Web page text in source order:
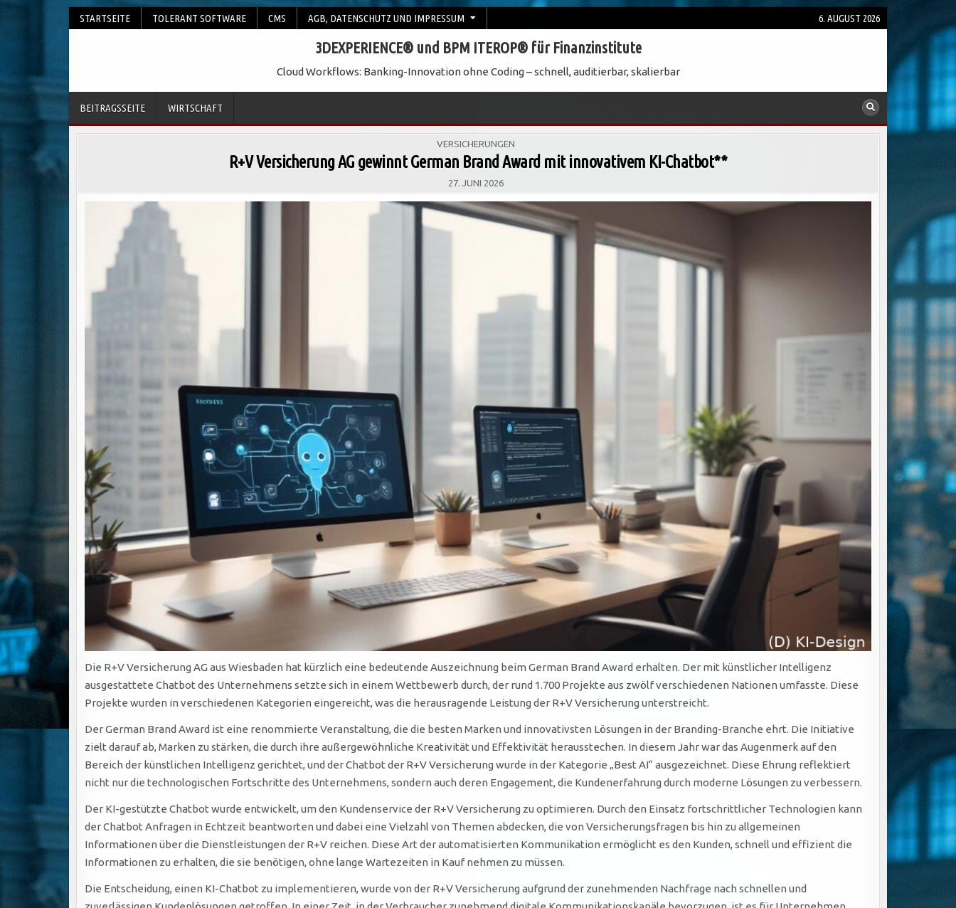
STARTSEITE TOLERANT SOFTWARE CMS AGB, DATENSCHUTZ UND IMPRESSUM 6. AUGUST 2026
3DEXPERIENCE® und BPM ITEROP® für Finanzinstitute
Cloud Workflows: Banking-Innovation ohne Coding – schnell, auditierbar, skalierbar
BEITRAGSSEITE WIRTSCHAFT
POSTED
VERSICHERUNGEN
R+V Versicherung AG gewinnt German Brand Award mit innovativem KI-Chatbot**
27. JUNI 2026
Die R+V Versicherung AG aus Wiesbaden hat kürzlich eine bedeutende Auszeichnung beim German Brand Award erhalten. Der mit künstlicher Intelligenz
ausgestattete Chatbot des Unternehmens setzte sich in einem Wettbewerb durch, der rund 1.700 Projekte aus zwölf verschiedenen Nationen umfasste. Diese
Projekte wurden in verschiedenen Kategorien eingereicht, was die herausragende Leistung der R+V Versicherung unterstreicht.
Der German Brand Award ist eine renommierte Veranstaltung, die die besten Marken und innovativsten Lösungen in der Branding-Branche ehrt. Die Initiative
zielt darauf ab, Marken zu stärken, die durch ihre außergewöhnliche Kreativität und Effektivität herausstechen. In diesem Jahr war das Augenmerk auf den
Bereich der künstlichen Intelligenz gerichtet, und der Chatbot der R+V Versicherung wurde in der Kategorie „Best AI“ ausgezeichnet. Diese Ehrung reflektiert
nicht nur die technologischen Fortschritte des Unternehmens, sondern auch deren Engagement, die Kundenerfahrung durch moderne Lösungen zu verbessern.
Der KI-gestützte Chatbot wurde entwickelt, um den Kundenservice der R+V Versicherung zu optimieren. Durch den Einsatz fortschrittlicher Technologien kann
der Chatbot Anfragen in Echtzeit beantworten und dabei eine Vielzahl von Themen abdecken, die von Versicherungsfragen bis hin zu allgemeinen
Informationen über die Dienstleistungen der R+V reichen. Diese Art der automatisierten Kommunikation ermöglicht es den Kunden, schnell und effizient die
Informationen zu erhalten, die sie benötigen, ohne lange Wartezeiten in Kauf nehmen zu müssen.
Die Entscheidung, einen KI-Chatbot zu implementieren, wurde von der R+V Versicherung aufgrund der zunehmenden Nachfrage nach schnellen und